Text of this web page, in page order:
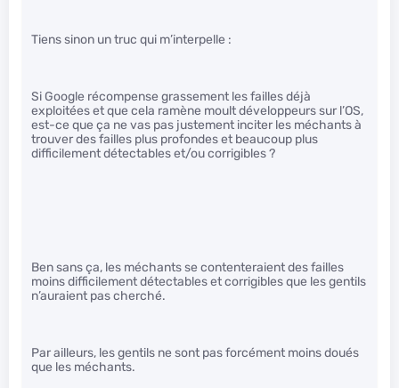
Tiens sinon un truc qui m’interpelle :
Si Google récompense grassement les failles déjà
exploitées et que cela ramène moult développeurs sur l’OS,
est-ce que ça ne vas pas justement inciter les méchants à
trouver des failles plus profondes et beaucoup plus
difficilement détectables et/ou corrigibles ?
Ben sans ça, les méchants se contenteraient des failles
moins difficilement détectables et corrigibles que les gentils
n’auraient pas cherché.
Par ailleurs, les gentils ne sont pas forcément moins doués
que les méchants.